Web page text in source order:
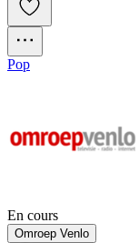
Pop
En cours
Omroep Venlo